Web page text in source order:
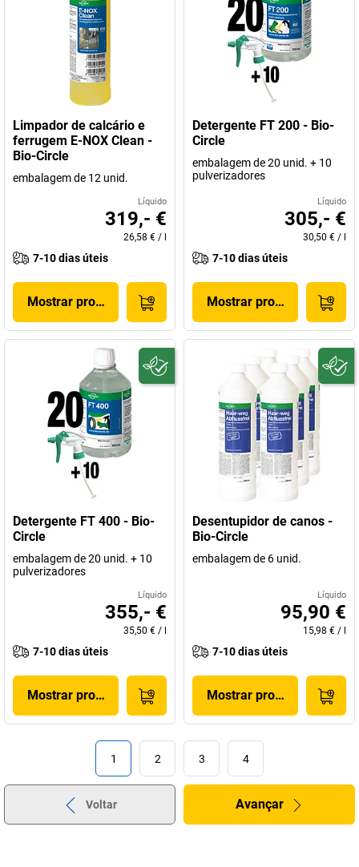
Limpador de calcário e
ferrugem E-NOX Clean -
Bio-Circle
embalagem de 12 unid.
Líquido
319,- €
26,58 € /
7-10 dias úteis
Mostrar produto
Detergente FT 200 - Bio-
Circle
embalagem de 20 unid. + 10
pulverizadores
Líquido
305,- €
30,50 € /
7-10 dias úteis
Mostrar produto
Detergente FT 400 - Bio-
Circle
embalagem de 20 unid. + 10
pulverizadores
Líquido
355,- €
35,50 € /
7-10 dias úteis
Mostrar produto
Desentupidor de canos -
Bio-Circle
embalagem de 6 unid.
Líquido
95,90 €
15,98 € /
7-10 dias úteis
Mostrar produto
1 2 3 4
Voltar Avançar